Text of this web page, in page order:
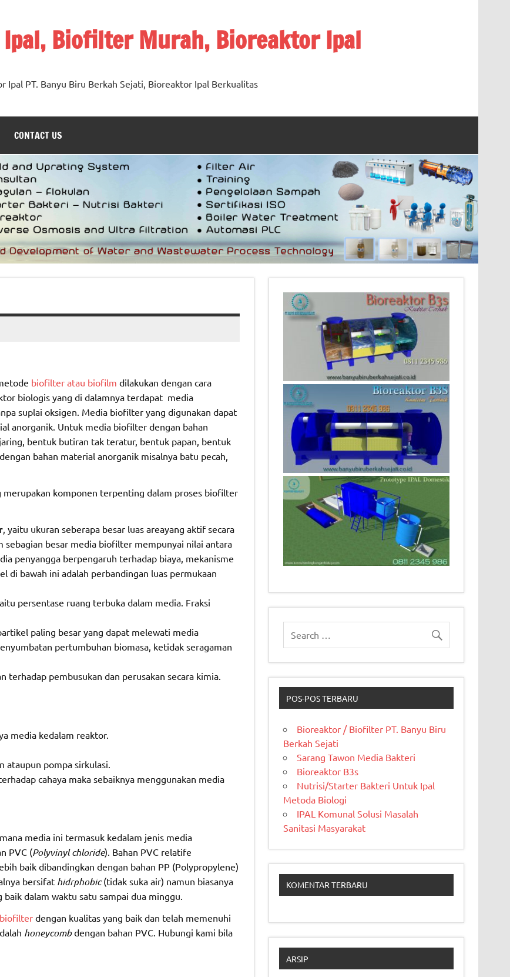
Biofilter Murah, Bioreaktor Ipal
PT. Banyu Biru Berkah Sejati, Bioreaktor Ipal Berkualitas
CONTACT US
biofilter atau biofilm dilakukan dengan cara
biologis yang di dalamnya terdapat media
suplai oksigen. Media biofilter yang digunakan dapat
anorganik. Untuk media biofilter dengan bahan
bentuk butiran tak teratur, bentuk papan, bentuk
bahan material anorganik misalnya batu pecah,
komponen terpenting dalam proses biofilter
, yaitu ukuran seberapa besar luas areayang aktif secara
sebagian besar media biofilter mempunyai nilai antara
penyangga berpengaruh terhadap biaya, mekanisme
di bawah ini adalah perbandingan luas permukaan
biofilter.
persentase ruang terbuka dalam media. Fraksi
paling besar yang dapat melewati media
pertumbuhan biomasa, ketidak seragaman
terhadap pembusukan dan perusakan secara kimia.
media kedalam reaktor.
ataupun pompa sirkulasi.
cahaya maka sebaiknya menggunakan media
media ini termasuk kedalam jenis media
PVC (Polyvinyl chloride). Bahan PVC relatife
baik dibandingkan dengan bahan PP (Polypropylene)
bersifat hidrphobic(tidak suka air) namun biasanya
dalam waktu satu sampai dua minggu.
dengan kualitas yang baik dan telah memenuhi
honeycombdengan bahan PVC. Hubungi kami bila
POS-POS TERBARU
Bioreaktor / Biofilter PT. Banyu Biru
Berkah Sejati
Sarang Tawon Media Bakteri
Bioreaktor B3s
Nutrisi/Starter Bakteri Untuk Ipal
Metoda Biologi
IPAL Komunal Solusi Masalah
Sanitasi Masyarakat
KOMENTAR TERBARU
ARSIP